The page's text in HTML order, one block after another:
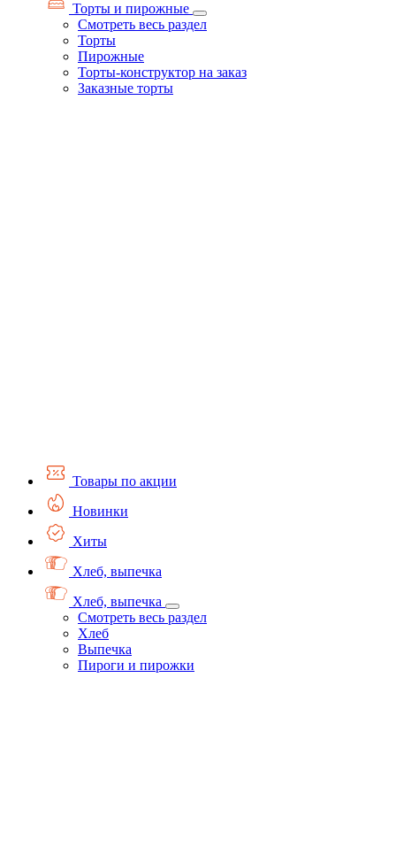
Торты и пирожные
Смотреть весь раздел
Торты
Пирожные
Торты-конструктор на заказ
Заказные торты
Товары по акции
Новинки
Хиты
Хлеб, выпечка
Хлеб, выпечка
Смотреть весь раздел
Хлеб
Выпечка
Пироги и пирожки